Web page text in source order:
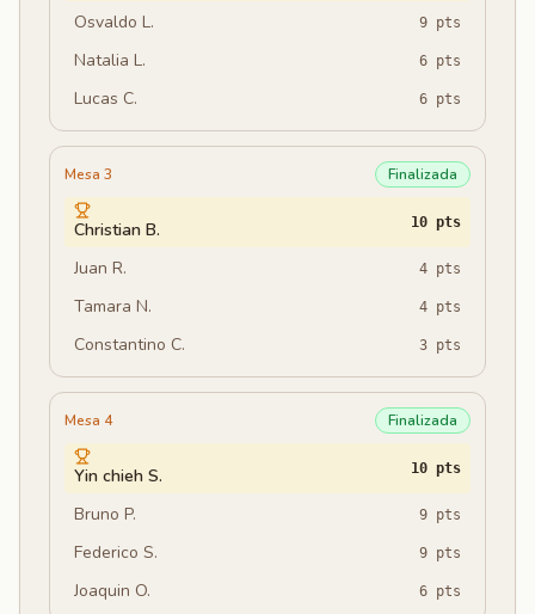
Osvaldo L. 9 pts
Natalia L. 6 pts
Lucas C. 6 pts
Mesa 3 Finalizada
Christian B. 10 pts
Juan R. 4 pts
Tamara N. 4 pts
Constantino C. 3 pts
Mesa 4 Finalizada
Yin chieh S. 10 pts
Bruno P. 9 pts
Federico S. 9 pts
Joaquin O. 6 pts